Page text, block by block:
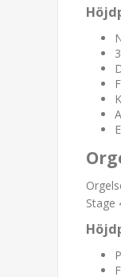
Stage